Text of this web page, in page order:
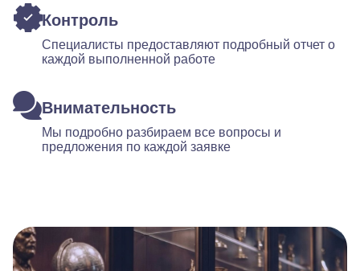
Контроль
Специалисты предоставляют подробный отчет о
каждой выполненной работе
Внимательность
Мы подробно разбираем все вопросы и
предложения по каждой заявке